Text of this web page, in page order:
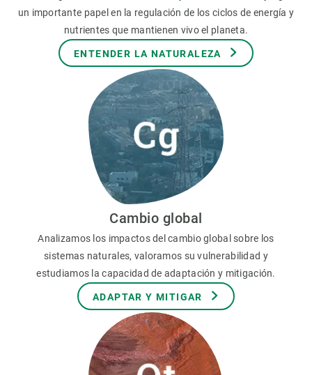
un importante papel en la regulación de los ciclos de energía y
nutrientes que mantienen vivo el planeta.
ENTENDER LA NATURALEZA
Cambio global
Analizamos los impactos del cambio global sobre los
sistemas naturales, valoramos su vulnerabilidad y
estudiamos la capacidad de adaptación y mitigación.
ADAPTAR Y MITIGAR